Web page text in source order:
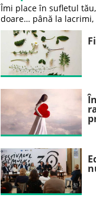
Îmi place în sufletul
doare… până la lacrimi,